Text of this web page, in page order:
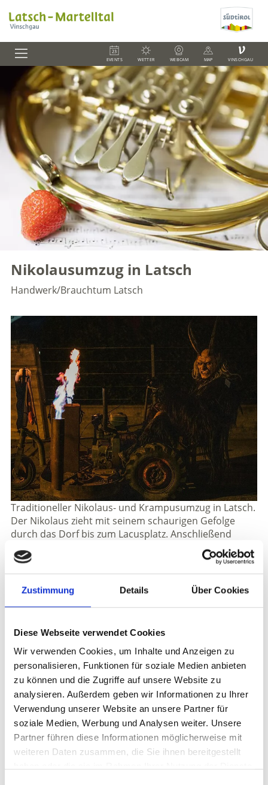
Zustimmung Details Über Cookies
Diese Webseite verwendet Cookies
Wir verwenden Cookies, um Inhalte und Anzeigen zu
personalisieren, Funktionen für soziale Medien anbieten
zu können und die Zugriffe auf unsere Website zu
analysieren. Außerdem geben wir Informationen zu Ihrer
Verwendung unserer Website an unsere Partner für
soziale Medien, Werbung und Analysen weiter. Unsere
Partner führen diese Informationen möglicherweise mit
weiteren Daten zusammen, die Sie ihnen bereitgestellt
EVENTS WETTER WEBCAM MAP
V
VINSCHGAU
Nikolausumzug in Latsch
Handwerk/Brauchtum Latsch
Traditioneller Nikolaus- und Krampusumzug in Latsch.
Der Nikolaus zieht mit seinem schaurigen Gefolge
durch das Dorf bis zum Lacusplatz. Anschließend
Nikolauserzählung sowie Päckchenübergabe und
After-Show-Party.
Route: Feuerwehrhalle, Marktstraße, Mode Galerie Leo
(Showplatz), Lacusplatz
Anmeldung erforderlich
Veranstaltungsort
- Latsch
Veranstalter
Latscher Tuifl
Jaufengasse 18
Latsch 39021
info@latschertuifl.com
www.latschertuifl.com